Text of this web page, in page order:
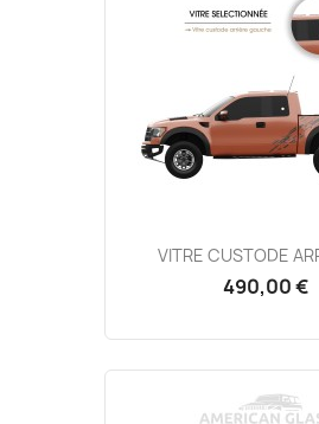
VITRE CUSTODE
490,00 €